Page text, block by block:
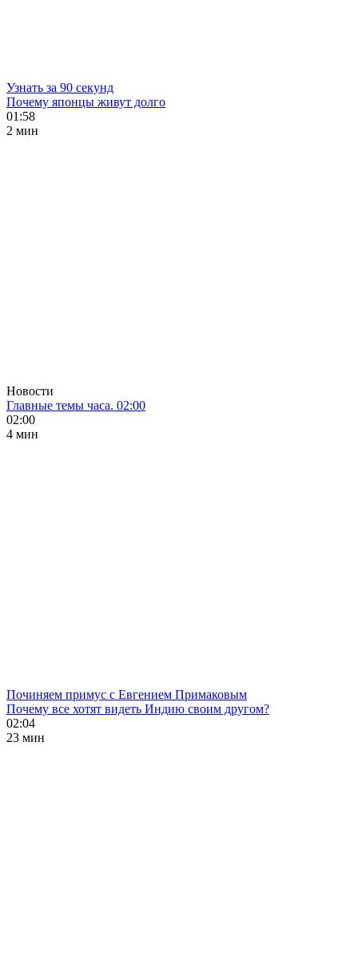
Узнать за 90 секунд
Почему японцы живут долго
01:58
2 мин
Новости
Главные темы часа. 02:00
02:00
4 мин
Починяем примус с Евгением Примаковым
Почему все хотят видеть Индию своим другом?
02:04
23 мин